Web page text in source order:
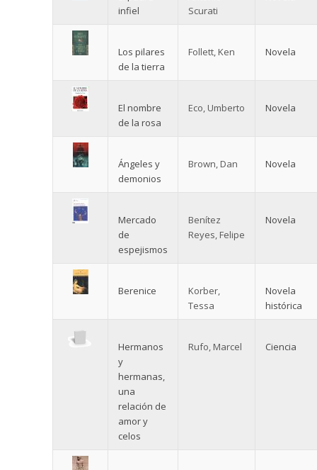
infiel
Scurati
Los pilares
de la tierra
Follett, Ken Novela
El nombre
de la rosa
Eco, Umberto Novela
Ángeles y
demonios
Brown, Dan Novela
Mercado
de
espejismos
Benítez
Reyes, Felipe
Novela
Berenice
Korber,
Tessa
Novela
histórica
Hermanos
y
hermanas,
una
relación de
amor y
celos
Rufo, Marcel Ciencia